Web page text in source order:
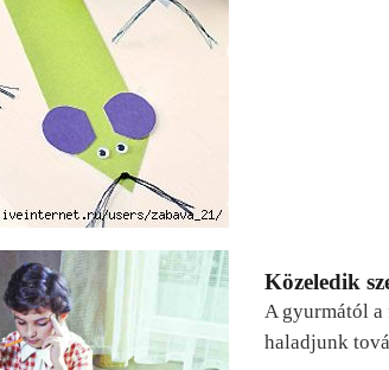
Közeledik
A gyurmától
haladjunk